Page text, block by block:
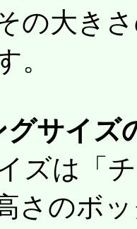
の大き
。
グサイズ
ズは「
さのボ